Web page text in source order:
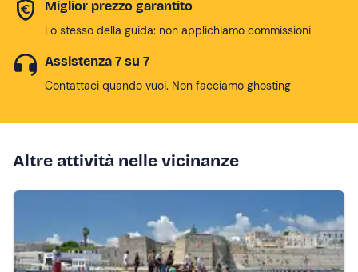
Miglior prezzo garantito
Lo stesso della guida: non applichiamo commissioni
Assistenza 7 su 7
Contattaci quando vuoi. Non facciamo ghosting
Altre attività nelle vicinanze